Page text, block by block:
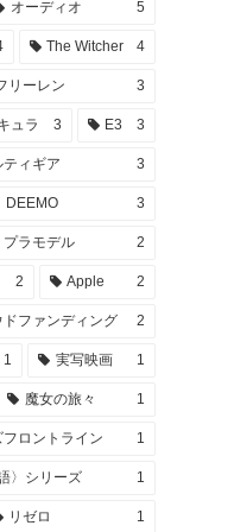
オーディオ 5
The Witcher 4
リーレン 3
ュラ 3 E3 3
ティギア 3
DEEMO 3
プラモデル 2
2 Apple 2
ドファンディング 2
1 実写映画 1
魔女の旅々 1
フロントライン 1
〉シリーズ 1
リゼロ 1